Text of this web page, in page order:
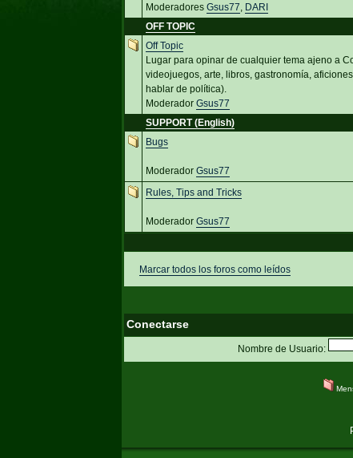
Moderadores Gsus77, DARI
OFF TOPIC
Off Topic
Lugar para opinar de cualquier tema ajeno a
videojuegos, arte, libros, gastronomía,
hablar de política).
Moderador Gsus77
SUPPORT (English)
Bugs
Moderador Gsus77
Rules, Tips and Tricks
Moderador Gsus77
Marcar todos los foros como leídos
Conectarse
Nombre de Usuario: